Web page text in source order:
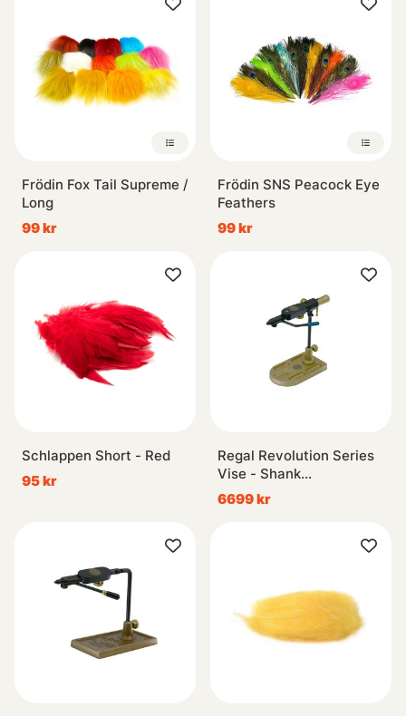
Frödin Fox Tail Supreme /
Long
99 kr
Frödin SNS Peacock Eye
Feathers
99 kr
Schlappen Short - Red
95 kr
Regal Revolution Series
Vise - Shank
Head/Bronze Pocket
Base
6699 kr